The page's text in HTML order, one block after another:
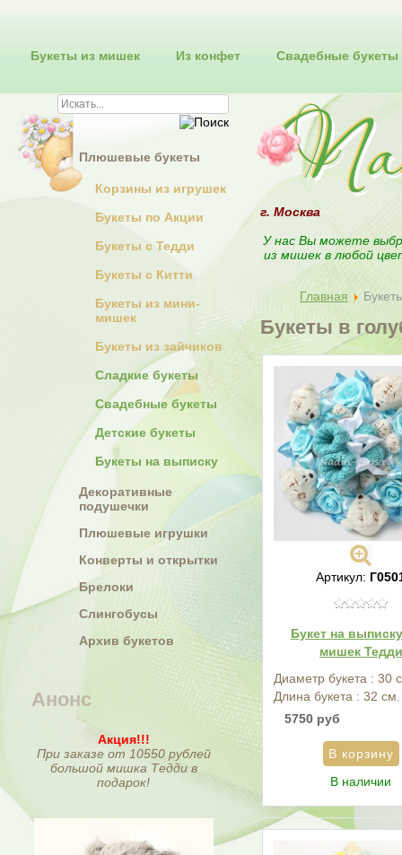
Букеты из мишек Из конфет Свадебные букеты
Плюшевые букеты
Корзины из игрушек
Букеты по Акции
Букеты с Тедди
Букеты с Китти
Букеты из мини-
мишек
Букеты из зайчиков
Сладкие букеты
Свадебные букеты
Детские букеты
Букеты на выписку
Декоративные
подушечки
Плюшевые игрушки
Конверты и открытки
Брелоки
Слингобусы
Архив букетов
Анонс
Акция!!!
При заказе от 10550 рублей
большой мишка Тедди в
подарок!
г. Москва
У нас Вы можете
из мишек в любой
Главная
Букеты в
Артикул:
Букет на
мишек Тедди
Диаметр букета : 30
Длина букета : 32 см.
5750 руб
В наличии